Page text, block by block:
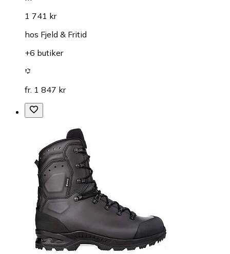
1 741 kr
hos Fjeld & Fritid
+6 butiker
fr. 1 847 kr